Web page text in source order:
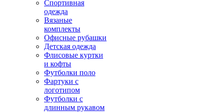
Спортивная
одежда
Вязаные
комплекты
Офисные рубашки
Детская одежда
Флисовые куртки
и кофты
Футболки поло
Фартуки с
логотипом
Футболки с
длинным рукавом